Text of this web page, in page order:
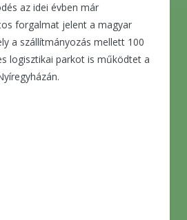
az idei évben már
forgalmat jelent a magyar
a szállítmányozás mellett 100
logisztikai parkot is működtet a